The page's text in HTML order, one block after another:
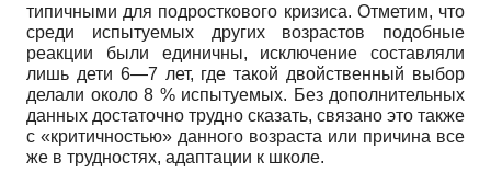
типичными для подросткового кризиса. Отметим, что
среди испытуемых других возрастов подобные
реакции были единичны, исключение составляли
лишь дети 6—7 лет, где такой двойственный выбор
делали около 8 % испытуемых. Без дополнительных
данных достаточно трудно сказать, связано это также
с «критичностью» данного возраста или причина все
же в трудностях, адаптации к школе.